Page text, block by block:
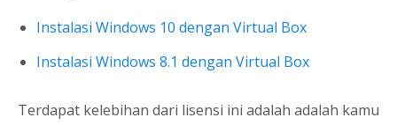
Instalasi Windows 10 dengan Virtual Box
Instalasi Windows 8.1 dengan Virtual Box
Terdapat kelebihan dari lisensi ini adalah adalah kamu